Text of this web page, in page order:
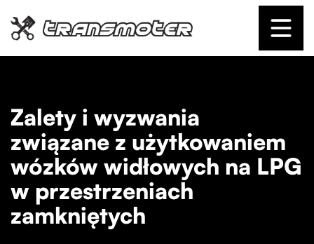
Zalety i wyzwania
związane z użytkowaniem
wózków widłowych na LPG
w przestrzeniach
zamkniętych